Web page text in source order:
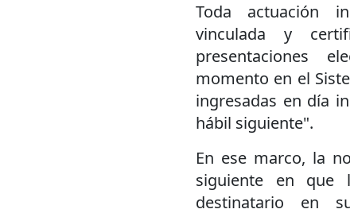
Toda actuación
vinculada y
presentaciones
momento en el
ingresadas en día
hábil siguiente".
En ese marco, la
siguiente en que
destinatario en